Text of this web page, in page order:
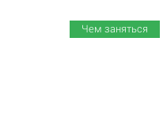
Чем заняться